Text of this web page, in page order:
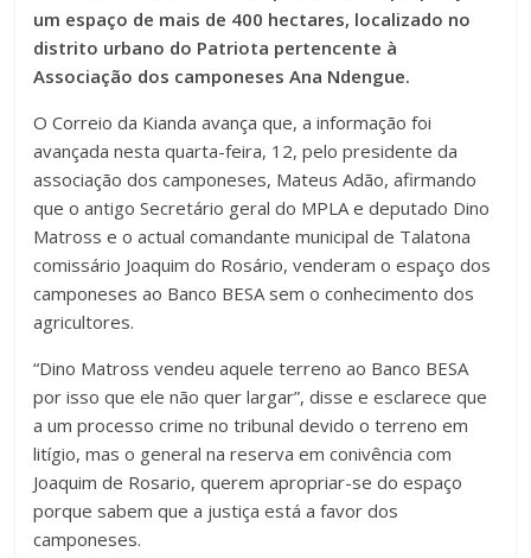
um espaço de mais de 400 hectares, localizado no
distrito urbano do Patriota pertencente à
Associação dos camponeses Ana Ndengue.
O Correio da Kianda avança que, a informação foi
avançada nesta quarta-feira, 12, pelo presidente da
associação dos camponeses, Mateus Adão, afirmando
que o antigo Secretário geral do MPLA e deputado Dino
Matross e o actual comandante municipal de Talatona
comissário Joaquim do Rosário, venderam o espaço dos
camponeses ao Banco BESA sem o conhecimento dos
agricultores.
“Dino Matross vendeu aquele terreno ao Banco BESA
por isso que ele não quer largar”, disse e esclarece que
a um processo crime no tribunal devido o terreno em
litígio, mas o general na reserva em conivência com
Joaquim de Rosario, querem apropriar-se do espaço
porque sabem que a justiça está a favor dos
camponeses.